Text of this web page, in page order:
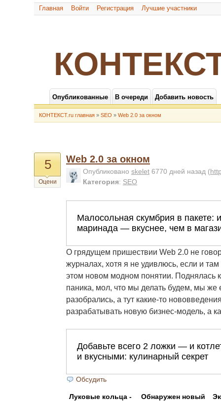
Главная Войти Регистрация Лучшие участники
Опубликованные В очереди Добавить новость
КОНТЕКСТ.ru главная » SEO » Web 2.0 за окном
5
Оцени
Web 2.0 за окном
Опубликовано skelet 6770 дней назад (
Категория: SEO
О грядущем пришествии Web 2.0 не
журналах, хотя я не удивлюсь, если и там
этом новом модном понятии. Поднялась
паника, мол, что мы делать будем, мы
разобрались, а тут какие-то
разрабатывать новую бизнес-модель, а
Обсудить
Луковые кольца -
Обнаружен новый